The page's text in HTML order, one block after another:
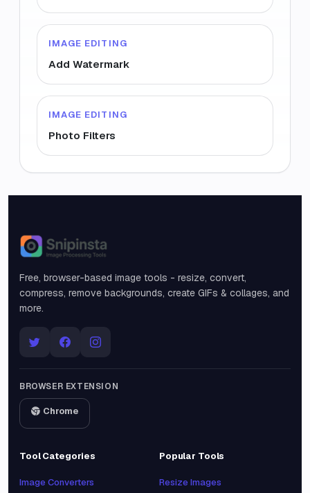
IMAGE EDITING
Add Watermark
IMAGE EDITING
Photo Filters
Snipinsta
Free, browser-based image tools - resize, convert,
compress, remove backgrounds, create GIFs & collages, and
more.
BROWSER EXTENSION
Chrome
Tool Categories
Image Converters
Popular Tools
Resize Images